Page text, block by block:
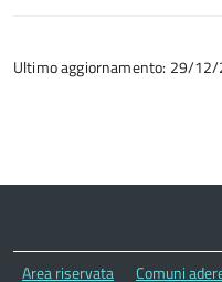
Ultimo aggiornamento: 29/
Area riservata Comuni